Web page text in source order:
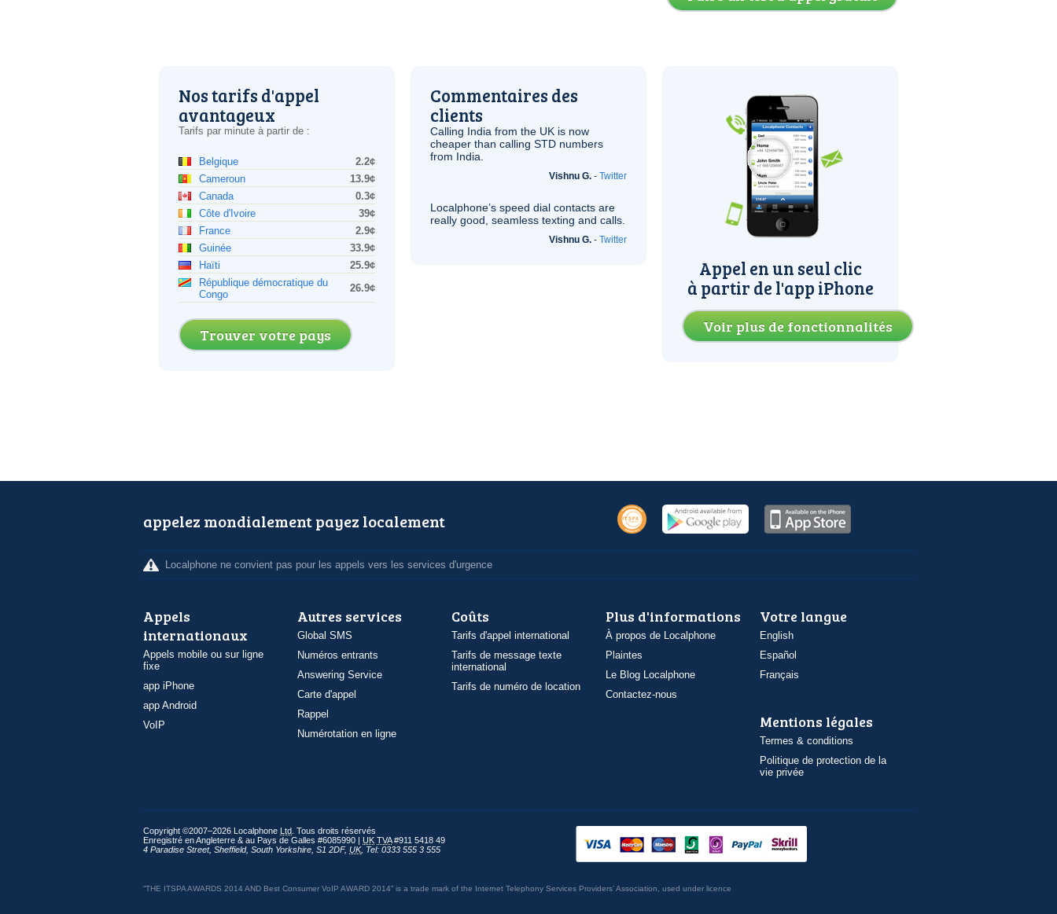
Nos tarifs d'appel
avantageux
Tarifs par minute à partir de :
Belgique
2.2¢
Cameroun
13.9¢
Canada
0.3¢
Côte d'Ivoire
39¢
France
2.9¢
Guinée
33.9¢
Haïti
25.9¢
République démocratique du
Congo
26.9¢
Trouver votre pays
Commentaires des
clients
Calling India from the UK is now
cheaper than calling STD numbers
from India.
Vishnu G. - Twitter
Localphone’s speed dial contacts are
really good, seamless texting and calls.
Vishnu G. - Twitter
Appel en un seul clic
à partir de l'app iPhone
Voir plus de fonctionnalités
appelez mondialement payez localement
Localphone ne convient pas pour les appels vers les services d'urgence
Appels
internationaux
Appels mobile ou sur ligne
fixe
app iPhone
app Android
VoIP
Autres services
Global SMS
Numéros entrants
Answering Service
Carte d'appel
Rappel
Numérotation en ligne
Coûts
Tarifs d'appel international
Tarifs de message texte
international
Tarifs de numéro de location
Plus d'informations
À propos de Localphone
Plaintes
Le Blog Localphone
Contactez-nous
Votre langue
English
Español
Français
Mentions légales
Termes & conditions
Politique de protection de la
vie privée
Copyright ©2007–2026 Localphone Ltd . Tous droits réservés
Enregistré en Angleterre & au Pays de Galles #6085990 | UK TVA#911 5418 49
4 Paradise Street, Sheffield, South Yorkshire S1 2DF, UK, Tel: 0333 555 3 555
“THE ITSPA AWARDS 2014 AND Best Consumer VoIP AWARD 2014” is a trade mark of the Internet Telephony Services Providers’ Association, used under licence